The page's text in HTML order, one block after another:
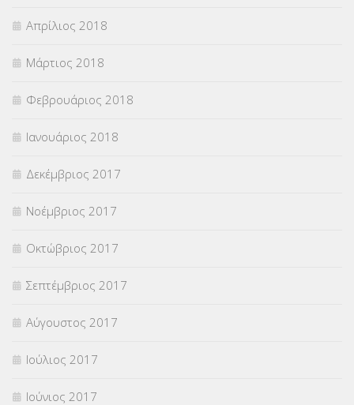
Απρίλιος 2018
Μάρτιος 2018
Φεβρουάριος 2018
Ιανουάριος 2018
Δεκέμβριος 2017
Νοέμβριος 2017
Οκτώβριος 2017
Σεπτέμβριος 2017
Αύγουστος 2017
Ιούλιος 2017
Ιούνιος 2017